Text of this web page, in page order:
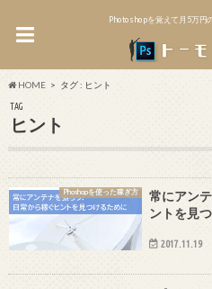
Photoshopを覚えて月5万円
HOME タグ : ヒント
TAG
ヒント
Phoshopを使った稼ぎ方
常にアン
ントを見
2017.11.19